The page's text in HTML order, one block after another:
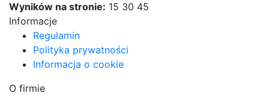
Wyników na stronie: 15 30 45
Informacje
Regulamin
Polityka prywatności
Informacja o cookie
O firmie